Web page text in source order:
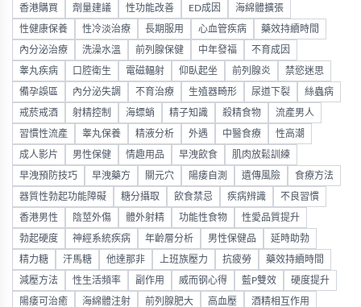
香港購買 劑量建議 性功能改善 ED成因 海綿體擴張
性健康保養 性冷淡治療 長期服用 心血管疾病 藥效持續時間
內分泌治療 洗澡水溫 前列腺保健 中年發福 不育成因
睾丸疾病 口腔衛生 電磁輻射 仰臥起坐 前列腺炎 禁慾迷思
備孕誤區 內分泌失調 不育治療 生殖器畸形 尿道下裂 絲蟲病
戒菸戒酒 射精控制 海螵蛸 精子知識 殺精食物 流產男人
習慣性流產 睾丸保養 精液分析 外遇 中醫食療 性高潮
成人影片 男性保健 情趣用品 早洩飲食 肌肉放鬆訓練
早洩預防技巧 早洩藥方 關元穴 陽痿自測 遺傳風險 食療方法
器質性勃起功能障礙 糖分攝取 飲食禁忌 疾病辨識 不良習慣
香港男性 陰莖外傷 體外射精 功能性食物 性愛品質提升
勃起硬度 神經系統疾病 年齡層分析 男性保健品 延時助勃
精力糖 汗馬糖 他達那非 上班族壓力 抗疲勞 藥效持續時間
減壓方法 性生活頻率 副作用 威而钢心得 藍P雙效 硬度提升
陽痿可治癒 海綿體注射 前列腺肥大 高血壓 酒精相互作用